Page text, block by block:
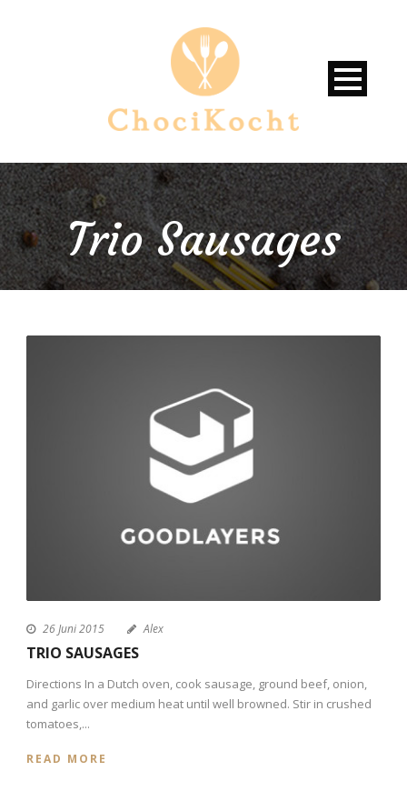
Trio Sausages
26 Juni 2015 Alex
TRIO SAUSAGES
Directions In a Dutch oven, cook sausage, ground beef, onion,
and garlic over medium heat until well browned. Stir in crushed
tomatoes,...
READ MORE